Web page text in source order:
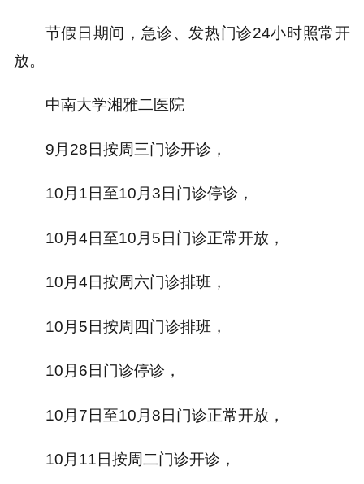
节假日期间，急诊、发热门诊24小时照常开
放。
中南大学湘雅二医院
9月28日按周三门诊开诊，
10月1日至10月3日门诊停诊，
10月4日至10月5日门诊正常开放，
10月4日按周六门诊排班，
10月5日按周四门诊排班，
10月6日门诊停诊，
10月7日至10月8日门诊正常开放，
10月11日按周二门诊开诊，